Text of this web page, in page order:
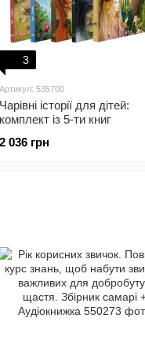
3
Артикул: 535700
Чарівні історії для дітей:
комплект із 5-ти книг
2 036 грн